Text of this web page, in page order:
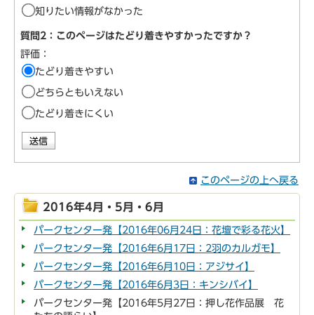
知りたい情報がなかった
質問2：このページはたどり着きやすかったですか？
評価：
たどり着きやすい
どちらともいえない
たどり着きにくい
このページの上へ戻る
2016年4月・5月・6月
パークセンター発【2016年06月24日：花壇で彩る花火】
パークセンター発【2016年6月17日：2羽のカルガモ】
パークセンター発【2016年6月10日：アジサイ】
パークセンター発【2016年6月3日：キンシバイ】
パークセンター発【2016年5月27日：押し花作品展 花